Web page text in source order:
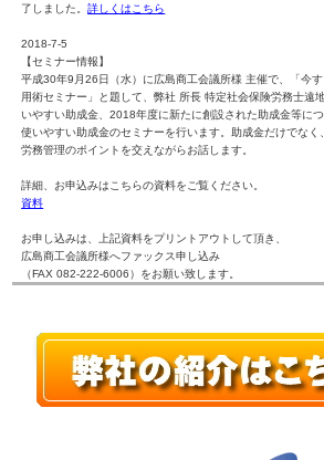
了しました。詳しくはこちら
2018-7-5
【セミナー情報】
平成30年9月26日（水）に広島商工会議所様 主催で、「今
用術セミナー」と題して、弊社 所長 特定社会保険労務士遠
いやすい助成金、2018年度に新たに創設された助成金等に
使いやすい助成金のセミナーを行います。助成金だけでな
労務管理のポイントを交えながらお話します。
詳細、お申込みはこちらの資料をご覧ください。
資料
お申し込みは、上記資料をプリントアウトして頂き、
広島商工会議所様へファックス申し込み
（FAX 082-222-6006）をお願い致します。
【事務所情報】
マイナンバー、個人情報の適切な保護管理の再構築、再確
報経済社会推進協会が運営する「プライバシーマーク」付
た。詳しくはこちら